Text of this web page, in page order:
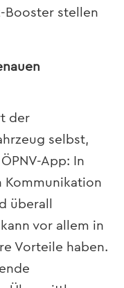
Booster stellen
der
selbst,
App: In
Kommunikation
überall
vor allem in
Vorteile haben.